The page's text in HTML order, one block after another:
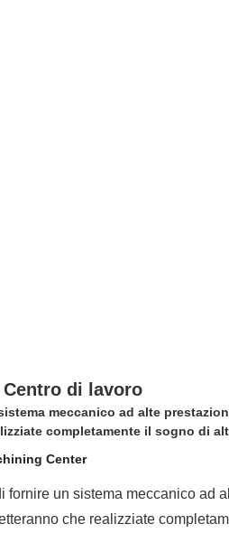
di lavoro
meccanico ad alte
completamente il sogno di
un sistema meccanico ad
che realizziate